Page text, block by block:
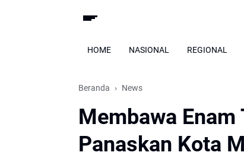
HOME NASIONAL REGIONAL
Beranda News
Membawa Enam
Panaskan Kota